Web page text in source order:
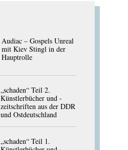
Audiac – Gospels Unreal
mit Kiev Stingl in der
Hauptrolle
„schaden“ Teil 2.
Künstlerbücher und -
zeitschriften aus der DDR
und Ostdeutschland
„schaden“ Teil 1.